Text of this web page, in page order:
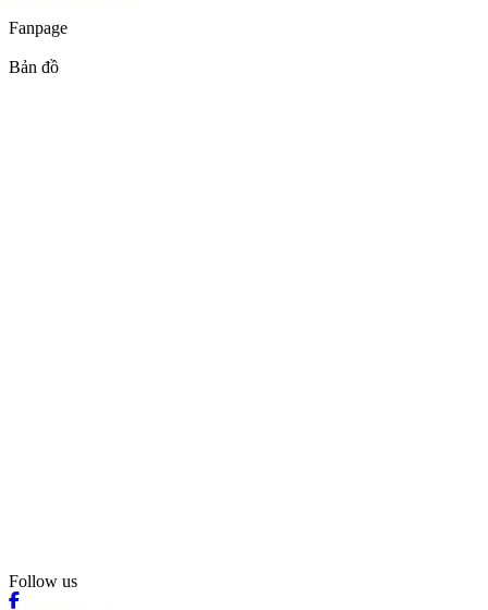
Fanpage
Bản đồ
Follow us